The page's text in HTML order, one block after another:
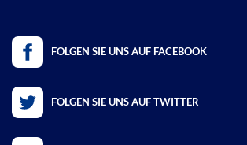
FOLGEN SIE UNS AUF FACEBOOK
FOLGEN SIE UNS AUF TWITTER